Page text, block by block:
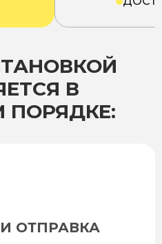
В
ОТПРАВКА